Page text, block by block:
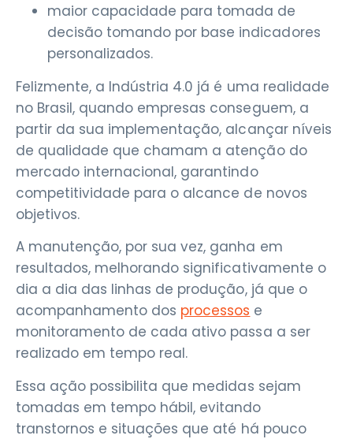
maior capacidade para tomada de
decisão tomando por base indicadores
personalizados.
Felizmente, a Indústria 4.0 já é uma realidade
no Brasil, quando empresas conseguem, a
partir da sua implementação, alcançar níveis
de qualidade que chamam a atenção do
mercado internacional, garantindo
competitividade para o alcance de novos
objetivos.
A manutenção, por sua vez, ganha em
resultados, melhorando significativamente o
dia a dia das linhas de produção, já que o
acompanhamento dos processos e
monitoramento de cada ativo passa a ser
realizado em tempo real.
Essa ação possibilita que medidas sejam
tomadas em tempo hábil, evitando
transtornos e situações que até há pouco